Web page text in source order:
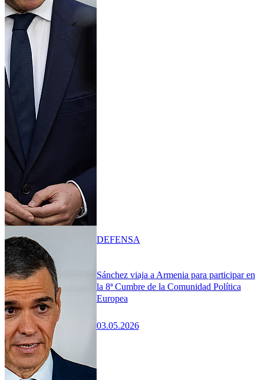
Sánchez viaja a Armenia para participar en
la 8ª Cumbre de la Comunidad Política
Europea
03.05.2026
DEFENSA